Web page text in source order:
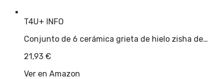
T4U+ INFO
Conjunto de 6 cerámica grieta de hielo zisha de…
21,93 €
Ver en Amazon